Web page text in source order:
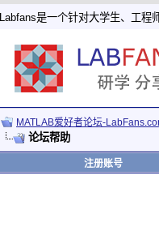
Labfans是一个针对大学生、工程
MATLAB爱好者论坛-
论坛帮助
注册账号